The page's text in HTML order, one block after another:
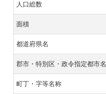
人口総数
面積
都道府県名
郡市・特別区・政令指定都市名
町丁・字等名称